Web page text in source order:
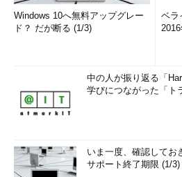
Windows 10へ無料アップグレー
ド？ だが断る (1/3)
ベラ
中の人が振り返る「
学びにつながった「ト
いま一度、確認してお
サポート終了期限 (1/3)